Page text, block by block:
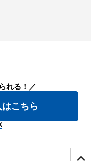
れる！／
こちら